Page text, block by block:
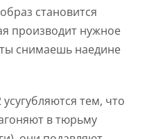
становится
производит нужное
снимаешь наедине
тем, что
в тюрьму